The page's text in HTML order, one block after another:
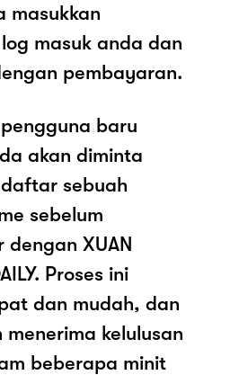
masukkan
masuk anda dan
pembayaran.
baru
akan diminta
sebuah
sebelum
dengan XUAN
Proses ini
dan mudah, dan
kelulusan
beberapa minit